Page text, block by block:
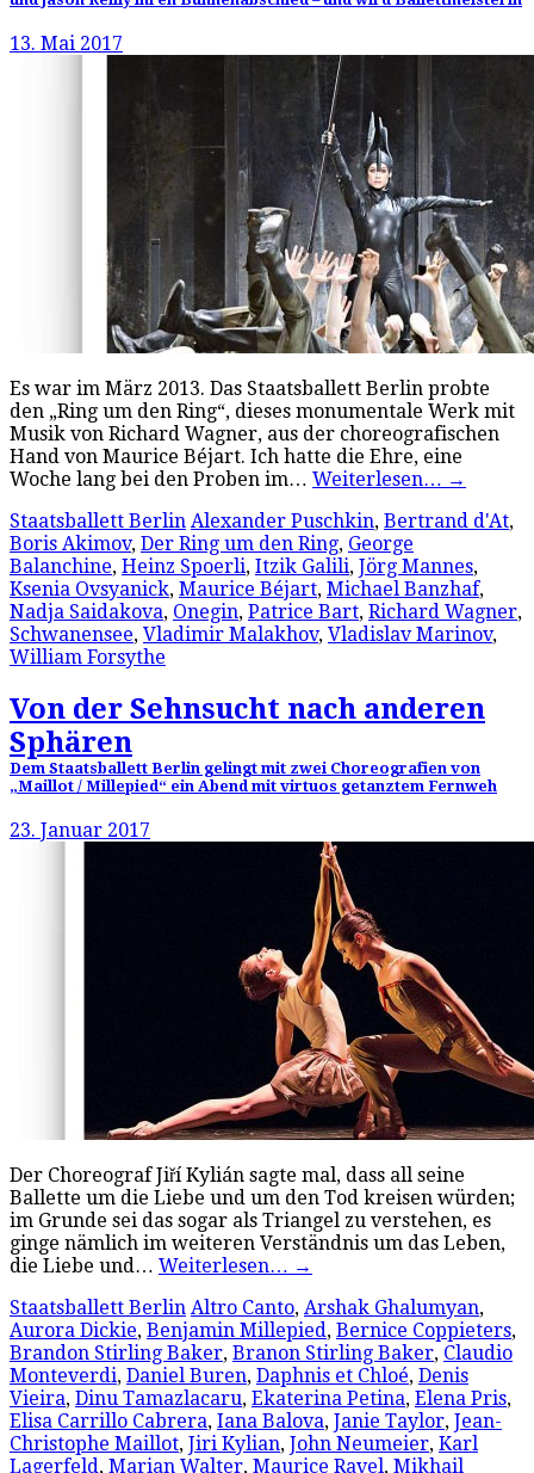
13. Mai 2017
Es war im März 2013. Das Staatsballett Berlin probte
den „Ring um den Ring“, dieses monumentale Werk mit
Musik von Richard Wagner, aus der choreografischen
Hand von Maurice Béjart. Ich hatte die Ehre, eine
Woche lang bei den Proben im… Weiterlesen… →
Staatsballett Berlin Alexander Puschkin, Bertrand d'At,
Boris Akimov, Der Ring um den Ring, George
Balanchine, Heinz Spoerli, Itzik Galili, Jörg Mannes,
Ksenia Ovsyanick, Maurice Béjart, Michael Banzhaf,
Nadja Saidakova, Onegin, Patrice Bart, Richard Wagner,
Schwanensee, Vladimir Malakhov, Vladislav Marinov,
William Forsythe
Von der Sehnsucht nach anderen
Sphären
Dem Staatsballett Berlin gelingt mit zwei Choreografien von
„Maillot / Millepied“ ein Abend mit virtuos getanztem Fernweh
23. Januar 2017
Der Choreograf Jiří Kylián sagte mal, dass all seine
Ballette um die Liebe und um den Tod kreisen würden;
im Grunde sei das sogar als Triangel zu verstehen, es
ginge nämlich im weiteren Verständnis um das Leben,
die Liebe und… Weiterlesen… →
Staatsballett Berlin Altro Canto, Arshak Ghalumyan,
Aurora Dickie, Benjamin Millepied, Bernice Coppieters,
Brandon Stirling Baker, Branon Stirling Baker, Claudio
Monteverdi, Daniel Buren, Daphnis et Chloé, Denis
Vieira, Dinu Tamazlacaru, Ekaterina Petina, Elena Pris,
Elisa Carrillo Cabrera, Iana Balova, Janie Taylor, Jean-
Christophe Maillot, Jiri Kylian, John Neumeier, Karl
Lagerfeld, Marian Walter, Maurice Ravel, Mikhail